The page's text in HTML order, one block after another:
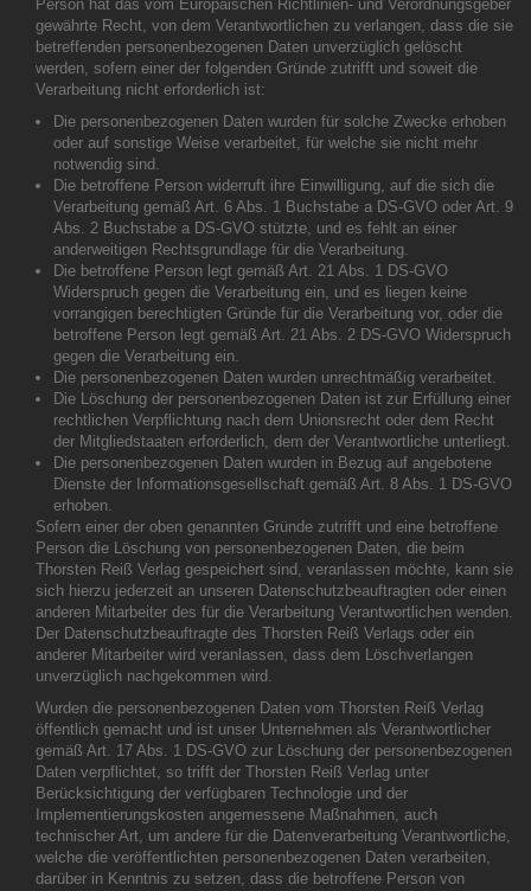
Person hat das vom Europäischen Richtlinien- und Verordnungsgeber
gewährte Recht, von dem Verantwortlichen zu verlangen, dass die sie
betreffenden personenbezogenen Daten unverzüglich gelöscht
werden, sofern einer der folgenden Gründe zutrifft und soweit die
Verarbeitung nicht erforderlich ist:
Die personenbezogenen Daten wurden für solche Zwecke erhoben
oder auf sonstige Weise verarbeitet, für welche sie nicht mehr
notwendig sind.
Die betroffene Person widerruft ihre Einwilligung, auf die sich die
Verarbeitung gemäß Art. 6 Abs. 1 Buchstabe a DS-GVO oder Art. 9
Abs. 2 Buchstabe a DS-GVO stützte, und es fehlt an einer
anderweitigen Rechtsgrundlage für die Verarbeitung.
Die betroffene Person legt gemäß Art. 21 Abs. 1 DS-GVO
Widerspruch gegen die Verarbeitung ein, und es liegen keine
vorrangigen berechtigten Gründe für die Verarbeitung vor, oder die
betroffene Person legt gemäß Art. 21 Abs. 2 DS-GVO Widerspruch
gegen die Verarbeitung ein.
Die personenbezogenen Daten wurden unrechtmäßig verarbeitet.
Die Löschung der personenbezogenen Daten ist zur Erfüllung einer
rechtlichen Verpflichtung nach dem Unionsrecht oder dem Recht
der Mitgliedstaaten erforderlich, dem der Verantwortliche unterliegt.
Die personenbezogenen Daten wurden in Bezug auf angebotene
Dienste der Informationsgesellschaft gemäß Art. 8 Abs. 1 DS-GVO
erhoben.
Sofern einer der oben genannten Gründe zutrifft und eine betroffene
Person die Löschung von personenbezogenen Daten, die beim
Thorsten Reiß Verlag gespeichert sind, veranlassen möchte, kann sie
sich hierzu jederzeit an unseren Datenschutzbeauftragten oder einen
anderen Mitarbeiter des für die Verarbeitung Verantwortlichen wenden.
Der Datenschutzbeauftragte des Thorsten Reiß Verlags oder ein
anderer Mitarbeiter wird veranlassen, dass dem Löschverlangen
unverzüglich nachgekommen wird.
Wurden die personenbezogenen Daten vom Thorsten Reiß Verlag
öffentlich gemacht und ist unser Unternehmen als Verantwortlicher
gemäß Art. 17 Abs. 1 DS-GVO zur Löschung der personenbezogenen
Daten verpflichtet, so trifft der Thorsten Reiß Verlag unter
Berücksichtigung der verfügbaren Technologie und der
Implementierungskosten angemessene Maßnahmen, auch
technischer Art, um andere für die Datenverarbeitung Verantwortliche,
welche die veröffentlichten personenbezogenen Daten verarbeiten,
darüber in Kenntnis zu setzen, dass die betroffene Person von